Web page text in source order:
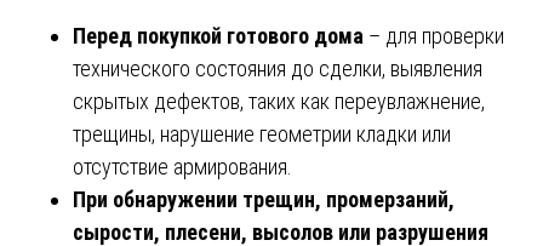
Перед покупкой готового дома – для проверки
технического состояния до сделки, выявления
скрытых дефектов, таких как переувлажнение,
трещины, нарушение геометрии кладки или
отсутствие армирования.
При обнаружении трещин, промерзаний,
сырости, плесени, высолов или разрушения